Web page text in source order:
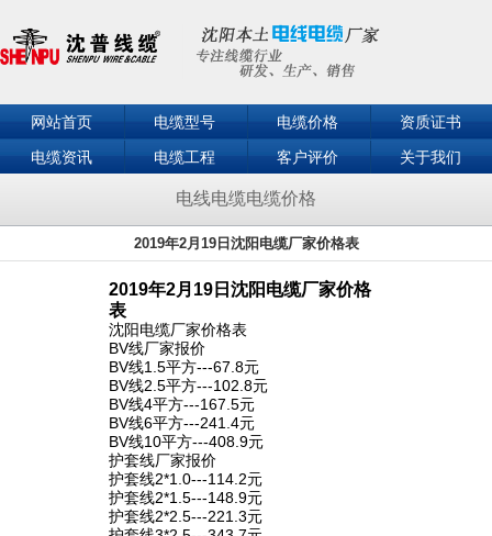
网站首页 电缆型号 电缆价格
资质证书
电缆资讯
电缆工程 客户评价
关于我们
电线电缆电缆价格
2019年2月19日沈阳电缆厂家价格表
2019年2月19日沈阳电缆厂家价格
表
沈阳电缆厂家价格表
BV线厂家报价
BV线1.5平方---67.8元
BV线2.5平方---102.8元
BV线4平方---167.5元
BV线6平方---241.4元
BV线10平方---408.9元
护套线厂家报价
护套线2*1.0---114.2元
护套线2*1.5---148.9元
护套线2*2.5---221.3元